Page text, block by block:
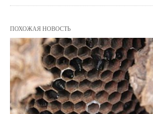
ПОХОЖАЯ НОВОСТЬ